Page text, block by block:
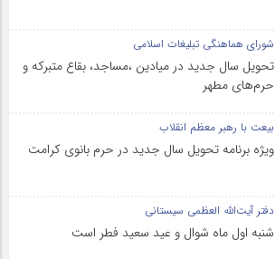
شورای هماهنگی تبلیغات اسلامی
تحویل سال‌ جدید در میادین ،مساجد، بقاع متبرکه‌ و
حرم‌های‌ مطهر
بیعت با رهبر معظم انقلاب
ویژه برنامه تحویل سال جدید در حرم بانوی کرامت
دفتر آیت‌الله العظمی سیستانی
شنبه اول ماه شوال و عید سعید فطر است